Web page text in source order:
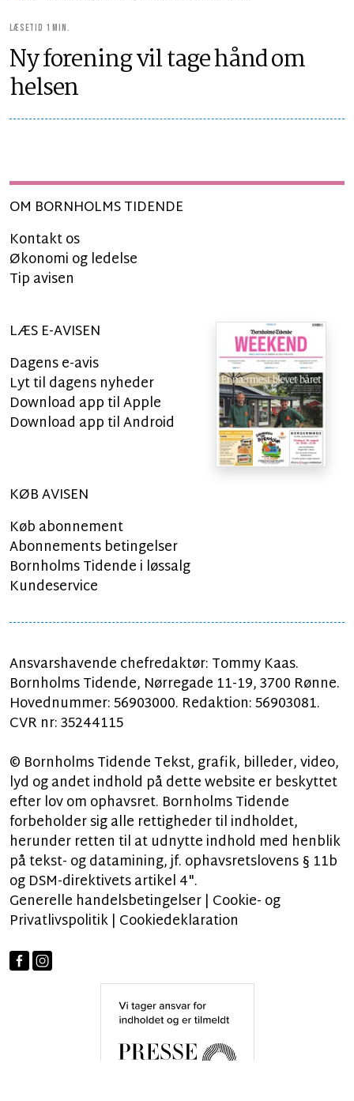
LÆSETID 1 MIN.
Ny forening vil tage hånd om
helsen
OM BORNHOLMS TIDENDE
Kontakt os
Økonomi og ledelse
Tip avisen
LÆS E-AVISEN
Dagens e-avis
Lyt til dagens nyheder
Download app til Apple
Download app til Android
KØB AVISEN
Køb abonnement
Abonnements betingelser
Bornholms Tidende i løssalg
Kundeservice
Ansvarshavende chefredaktør: Tommy Kaas.
Bornholms Tidende, Nørregade 11-19, 3700 Rønne.
Hovednummer: 56903000. Redaktion: 56903081.
CVR nr: 35244115
© Bornholms Tidende Tekst, grafik, billeder, video,
lyd og andet indhold på dette website er beskyttet
efter lov om ophavsret. Bornholms Tidende
forbeholder sig alle rettigheder til indholdet,
herunder retten til at udnytte indhold med henblik
på tekst- og datamining, jf. ophavsretslovens § 11b
og DSM-direktivets artikel 4".
Generelle handelsbetingelser| Cookie- og
Privatlivspolitik| Cookiedeklaration